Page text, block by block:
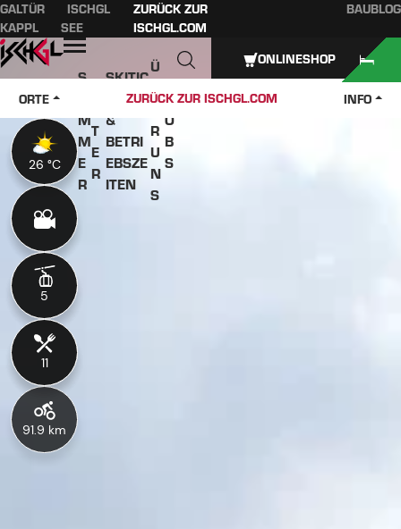
Hauptinhalt
Inhaltsverzeichnis
Hauptnavigation
Inhaltsverzeichnis
GALTÜR
ISCHGL
KAPPL
SEE
ZURÜCK ZUR
ISCHGL.COM
BAUBLOG
Öffnen
S
M
M
E
R
T
E
R
SKITIC
KETS
&
BETRI
EBSZE
ITEN
Ü
B
E
R
U
N
S
J
O
B
S
ORTE ZURÜCK ZUR ISCHGL.COM INFO
ONLINESHOP
26 °C
5
11
91.9 km
26 °C
5
11